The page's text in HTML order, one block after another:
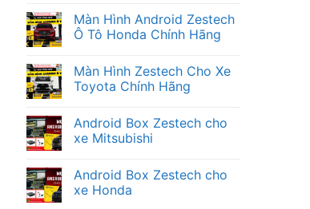
bình
luận
ở
Android
Zestech
Mitsubishi
Màn Hình Android Zestech
Ô Tô Honda Chính Hãng
bình
luận
ở
Android
Zestech
Ô
Chính
Hãng
Màn Hình Zestech Cho Xe
Toyota Chính Hãng
bình
luận
ở
Zestech
Cho
Xe
Android Box Zestech cho
xe Mitsubishi
bình
luận
ở
Android Box Zestech cho
xe Honda